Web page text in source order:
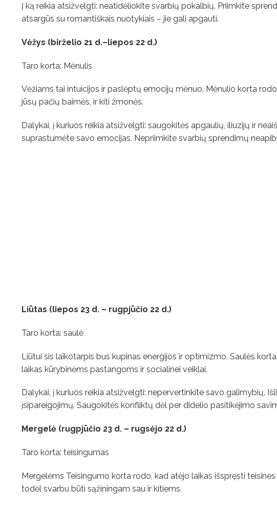
Į ką reikia atsižvelgti: neatidėliokite svarbių pokalbių. Priimkite
atsargūs su romantiškais nuotykiais – jie gali apgauti.
Vėžys (birželio 21 d.–liepos 22 d.)
Taro korta: Mėnulis
Vėžiams tai intuicijos ir paslėptų emocijų mėnuo. Mėnulio korta
jūsų pačių baimės, ir kiti žmonės.
Dalykai, į kuriuos reikia atsižvelgti: saugokitės apgaulių, iliuzijų ir
suprastumėte savo emocijas. Nepriimkite svarbių sprendimų
Liūtas (liepos 23 d. – rugpjūčio 22 d.)
Taro korta: saulė
Liūtui šis laikotarpis bus kupinas energijos ir optimizmo. Saulės
laikas kūrybinėms pastangoms ir socialinei veiklai.
Dalykai, į kuriuos reikia atsižvelgti: nepervertinkite savo galimybių.
įsipareigojimų. Saugokitės konfliktų dėl per didelio pasitikėjimo
Mergelė (rugpjūčio 23 d. – rugsėjo 22 d.)
Taro korta: teisingumas
Mergelėms Teisingumo korta rodo, kad atėjo laikas išspręsti
todėl svarbu būti sąžiningam sau ir kitiems.